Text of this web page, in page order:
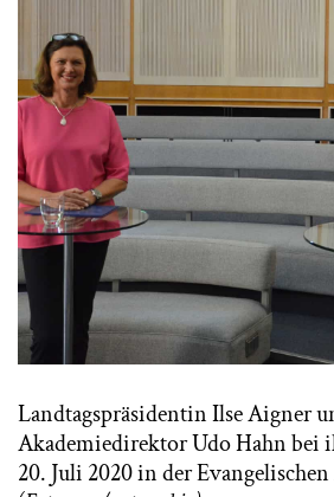
Landtagspräsidentin Ilse Aigner
Akademiedirektor Udo Hahn bei
20. Juli 2020 in der